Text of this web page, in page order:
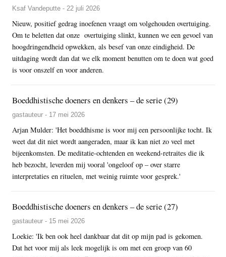
Ksaf Vandeputte - 22 juli 2026
Nieuw, positief gedrag inoefenen vraagt om volgehouden overtuiging.
Om te beletten dat onze overtuiging slinkt, kunnen we een gevoel van
hoogdringendheid opwekken, als besef van onze eindigheid. De
uitdaging wordt dan dat we elk moment benutten om te doen wat goed
is voor onszelf en voor anderen.
Boeddhistische doeners en denkers – de serie (29)
gastauteur - 17 mei 2026
Arjan Mulder: 'Het boeddhisme is voor mij een persoonlijke tocht. Ik
weet dat dit niet wordt aangeraden, maar ik kan niet zo veel met
bijeenkomsten. De meditatie-ochtenden en weekend-retraites die ik
heb bezocht, leverden mij vooral 'ongeloof op – over starre
interpretaties en rituelen, met weinig ruimte voor gesprek.'
Boeddhistische doeners en denkers – de serie (27)
gastauteur - 15 mei 2026
Loekie: 'Ik ben ook heel dankbaar dat dit op mijn pad is gekomen.
Dat het voor mij als leek mogelijk is om met een groep van 60